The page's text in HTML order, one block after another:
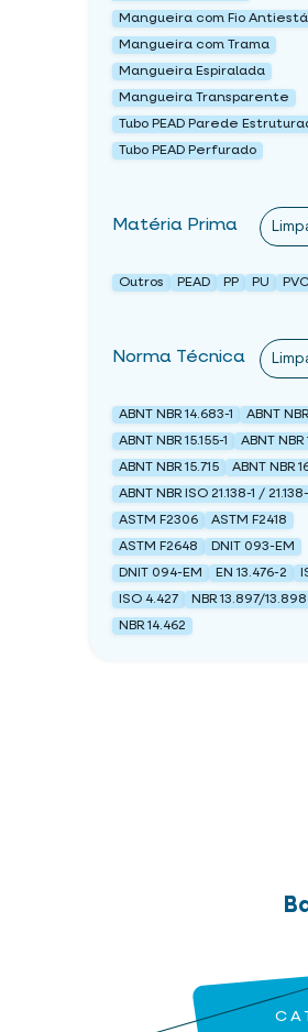
Mangueira com Fio
Mangueira com Trama
Mangueira Espiralada
Mangueira Transparente
Tubo PEAD Parede
Tubo PEAD Perfurado
Matéria Prima
Outros PEAD PP PU PVC
Norma Técnica
ABNT NBR 14.683-1
ABNT
ABNT NBR 15.155-1
ABNT NBR
ABNT NBR 15.715
ABNT NBR
ABNT NBR ISO 21.138-1 /
ASTM F2306
ASTM F2418
ASTM F2648
DNIT 093-EM
DNIT 094-EM
EN 13.476-2
ISO 4.427
NBR 13.897/13.898
NBR 14.462